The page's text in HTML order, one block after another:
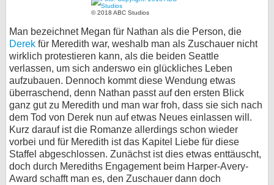
© 2018 ABC Studios
Man bezeichnet Megan für Nathan als die Person, die
Derek für Meredith war, weshalb man als Zuschauer nicht
wirklich protestieren kann, als die beiden Seattle
verlassen, um sich anderswo ein glückliches Leben
aufzubauen. Dennoch kommt diese Wendung etwas
überraschend, denn Nathan passt auf den ersten Blick
ganz gut zu Meredith und man war froh, dass sie sich nach
dem Tod von Derek nun auf etwas Neues einlassen will.
Kurz darauf ist die Romanze allerdings schon wieder
vorbei und für Meredith ist das Kapitel Liebe für diese
Staffel abgeschlossen. Zunächst ist dies etwas enttäuscht,
doch durch Merediths Engagement beim Harper-Avery-
Award schafft man es, den Zuschauer dann doch